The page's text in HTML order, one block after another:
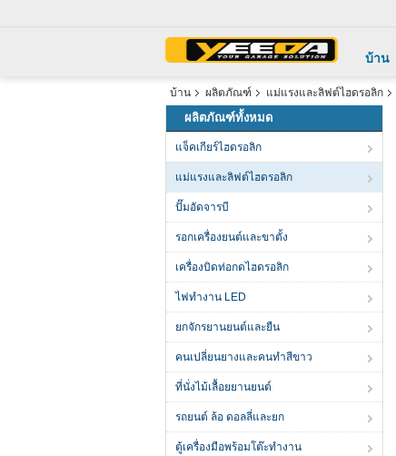
บ้าน
บ้าน ผลิตภัณฑ์ แม่แรงและลิฟต์ไฮดรอลิก
ผลิตภัณฑ์ทั้งหมด
แจ็คเกียร์ไฮดรอลิก
แม่แรงและลิฟต์ไฮดรอลิก
ปั๊มอัดจารบี
รอกเครื่องยนต์และขาตั้ง
เครื่องบิดท่อกดไฮดรอลิก
ไฟทำงาน LED
ยกจักรยานยนต์และยืน
คนเปลี่ยนยางและคนทําสีขาว
ที่นั่งไม้เลื้อยยานยนต์
รถยนต์ ล้อ ดอลลี่และยก
ตู้เครื่องมือพร้อมโต๊ะทำงาน